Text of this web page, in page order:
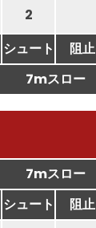
2
シュート 阻止
7mスロー
7mスロー
シュート 阻止